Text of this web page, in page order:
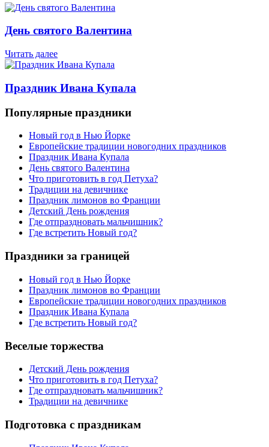
День святого Валентина
Читать далее
Праздник Ивана Купала
Популярные праздники
Новый год в Нью Йорке
Европейские традиции новогодних праздников
Праздник Ивана Купала
День святого Валентина
Что приготовить в год Петуха?
Традиции на девичнике
Праздник лимонов во Франции
Детский День рождения
Где отпраздновать мальчишник?
Где встретить Новый год?
Праздники за границей
Новый год в Нью Йорке
Праздник лимонов во Франции
Европейские традиции новогодних праздников
Праздник Ивана Купала
Где встретить Новый год?
Веселые торжества
Детский День рождения
Что приготовить в год Петуха?
Где отпраздновать мальчишник?
Традиции на девичнике
Подготовка с праздникам